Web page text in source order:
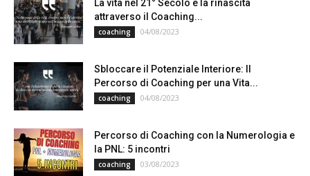
La vita nel 21° Secolo e la rinascita
attraverso il Coaching...
coaching 04/08/2023
Sbloccare il Potenziale Interiore: Il
Percorso di Coaching per una Vita...
coaching 04/08/2023
Percorso di Coaching con la Numerologia e
la PNL: 5 incontri
coaching 03/08/2023